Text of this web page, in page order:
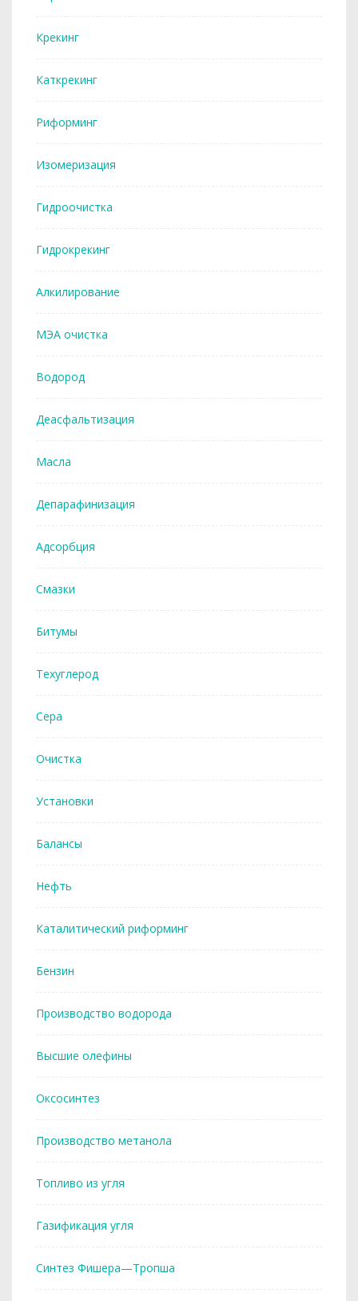
Крекинг
Каткрекинг
Риформинг
Изомеризация
Гидроочистка
Гидрокрекинг
Алкилирование
МЭА очистка
Водород
Деасфальтизация
Масла
Депарафинизация
Адсорбция
Смазки
Битумы
Техуглерод
Сера
Очистка
Установки
Балансы
Нефть
Каталитический риформинг
Бензин
Производство водорода
Высшие олефины
Оксосинтез
Производство метанола
Топливо из угля
Газификация угля
Синтез Фишера—Тропша